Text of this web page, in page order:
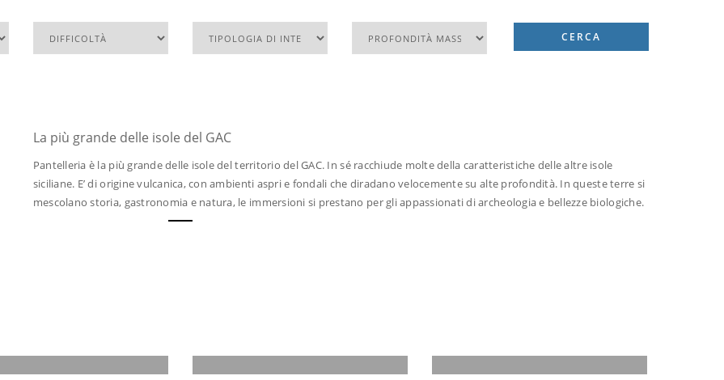
CERCA
La più grande delle isole del GAC
Pantelleria è la più grande delle isole del territorio delGAC. In sé racchiude molte della caratteristiche delle altre isole
siciliane. E’ di origine vulcanica, con ambienti aspri e fondali che diradano velocemente su alte profondità. In queste terre si
mescolano storia, gastronomia e natura, le immersioni si prestano per gli appassionati di archeologia e bellezze biologiche.